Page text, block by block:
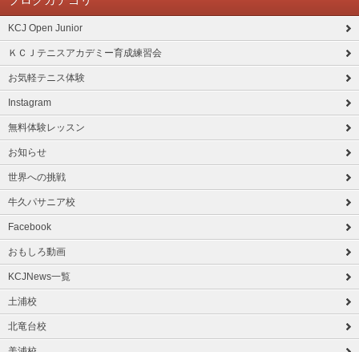
KCJ Open Junior
ＫＣＪテニスアカデミー育成練習会
お気軽テニス体験
Instagram
無料体験レッスン
お知らせ
世界への挑戦
牛久パサニア校
Facebook
おもしろ動画
KCJNews一覧
土浦校
北竜台校